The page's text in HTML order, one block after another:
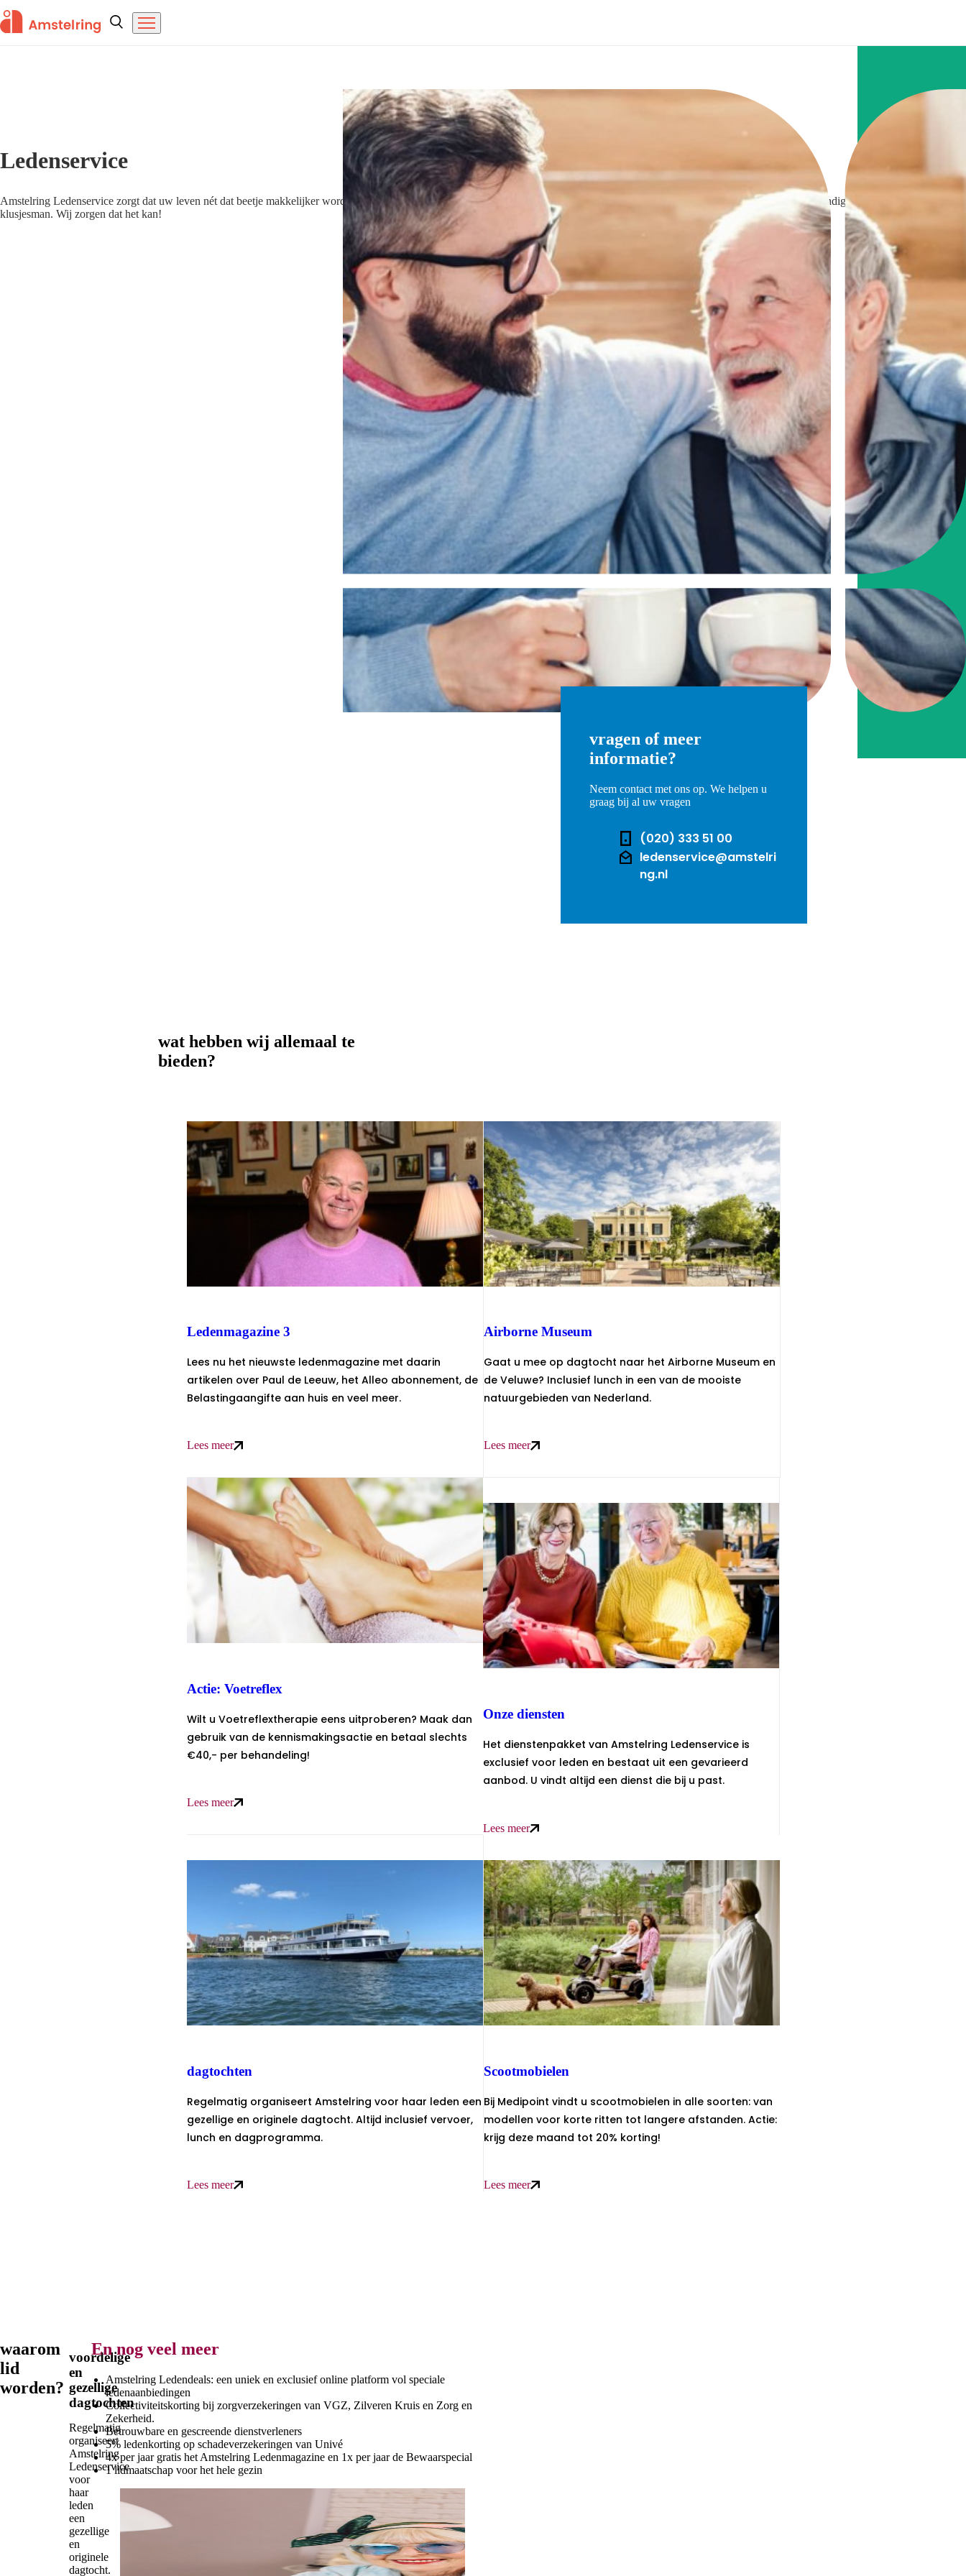
Overslaan en naar de inhoud gaan
Amstelring
ZoekenMenu
Ledenservice
Amstelring Ledenservice zorgt dat uw leven nét dat beetje makkelijker wordt. Van de professionele kapper aan huis tot een gezellig dagje uit en van hulp met de belastingen tot een kundige
klusjesman. Wij zorgen dat het kan!
vragen of meer
informatie?
Neem contact met ons op. We helpen u
graag bij al uw vragen
Telefoonnummer
(020) 333 51 00
E-mail
ledenservice@amstelri
ng.nl
wat hebben wij allemaal te
bieden?
Ledenmagazine 3
Lees nu het nieuwste ledenmagazine met daarin
artikelen over Paul de Leeuw, het Alleo abonnement, de
Belastingaangifte aan huis en veel meer.
Lees meer
Airborne Museum
Gaat u mee op dagtocht naar het Airborne Museum en
de Veluwe? Inclusief lunch in een van de mooiste
natuurgebieden van Nederland.
Lees meer
Actie: Voetreflex
Wilt u Voetreflextherapie eens uitproberen? Maak dan
gebruik van de kennismakingsactie en betaal slechts
€40,- per behandeling!
Lees meer
Onze diensten
Het dienstenpakket van Amstelring Ledenservice is
exclusief voor leden en bestaat uit een gevarieerd
aanbod. U vindt altijd een dienst die bij u past.
Lees meer
dagtochten
Regelmatig organiseert Amstelring voor haar leden een
gezellige en originele dagtocht. Altijd inclusief vervoer,
lunch en dagprogramma.
Lees meer
Scootmobielen
Bij Medipoint vindt u scootmobielen in alle soorten: van
modellen voor korte ritten tot langere afstanden. Actie:
krijg deze maand tot 20% korting!
Lees meer
waarom
lid
worden?
voordelige
en
gezellige
dagtochten
Regelmatig
organiseert
Amstelring
Ledenservice
voor
haar
leden
een
gezellige
en
originele
dagtocht.
En nog veel meer
Amstelring Ledendeals: een uniek en exclusief online platform vol speciale
ledenaanbiedingen
Collectiviteitskorting bij zorgverzekeringen van VGZ, Zilveren Kruis en Zorg en
Zekerheid.
Betrouwbare en gescreende dienstverleners
5% ledenkorting op schadeverzekeringen van Univé
4x per jaar gratis het Amstelring Ledenmagazine en 1x per jaar de Bewaarspecial
1 lidmaatschap voor het hele gezin